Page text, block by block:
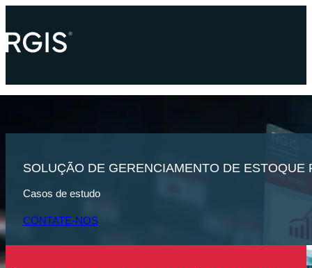
SOLUÇÃO DE GERENCIAMENTO DE
Casos de estudo
CONTATE-NOS